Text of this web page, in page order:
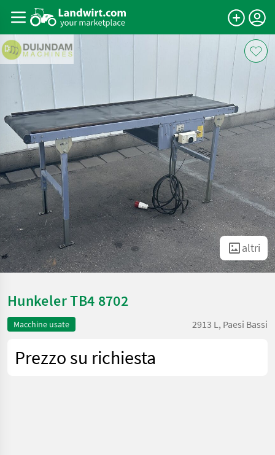
altri
Hunkeler TB4 8702
Macchine usate 2913 L, Paesi Bassi
Prezzo su richiesta